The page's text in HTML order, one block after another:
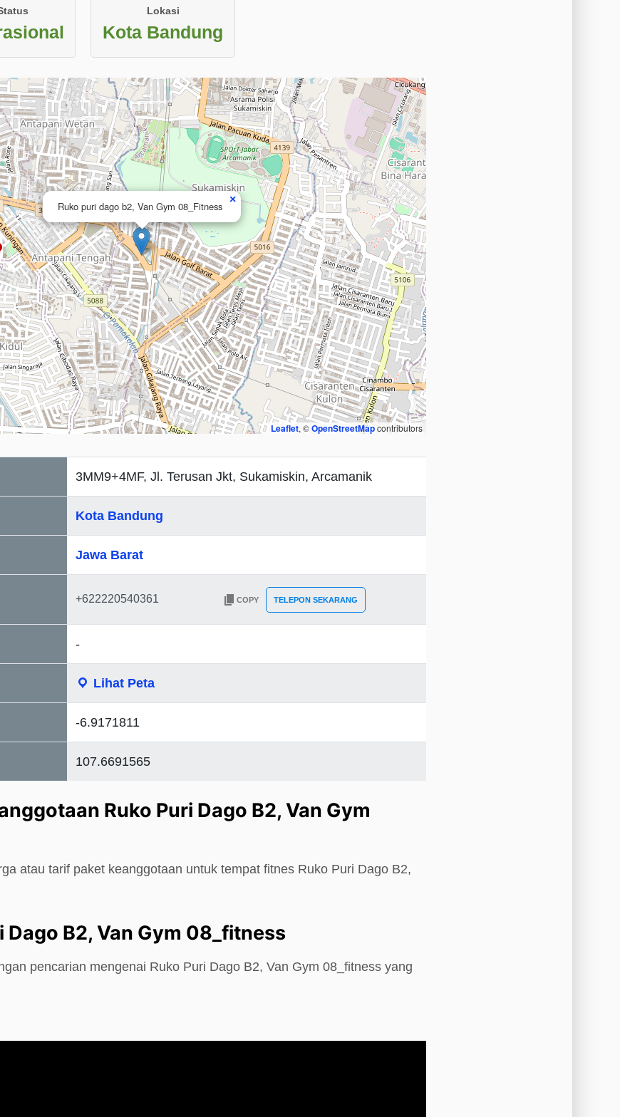
Lokasi
Kota Bandung
Ruko puri dago b2, Van Gym 08_Fitness
×
Leaflet, ©OpenStreetMapcontributors
3MM9+4MF, Jl. Terusan Jkt, Sukamiskin, Arcamanik
Kota Bandung
Jawa Barat
COPY TELEPON SEKARANG
-
Lihat Peta
-6.9171811
107.6691565
Ruko Puri Dago B2, Van Gym
atau tarif paket keanggotaan untuk tempat fitnes Ruko Puri Dago B2,
Dago B2, Van Gym 08_fitness
pencarian mengenai Ruko Puri Dago B2, Van Gym 08_fitness yang